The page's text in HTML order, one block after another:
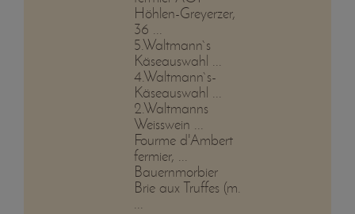
Höhlen-Greyerzer,
36 ...
5.Waltmann`s
Käseauswahl ...
4.Waltmann`s-
Käseauswahl ...
2.Waltmanns
Weisswein ...
Fourme d'Ambert
fermier, ...
Bauernmorbier
Brie aux Truffes (m.
...